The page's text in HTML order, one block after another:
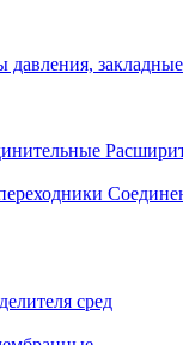
давления,
сред